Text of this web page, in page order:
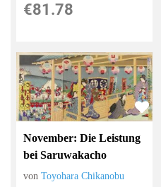
€81.78
November: Die Leistung
bei Saruwakacho
vonToyohara Chikanobu